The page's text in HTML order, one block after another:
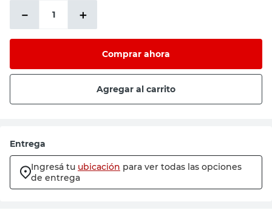
＋
－
Comprar ahora
Agregar al carrito
Entrega
Ingresá tu ubicación para ver todas las opciones
de entrega